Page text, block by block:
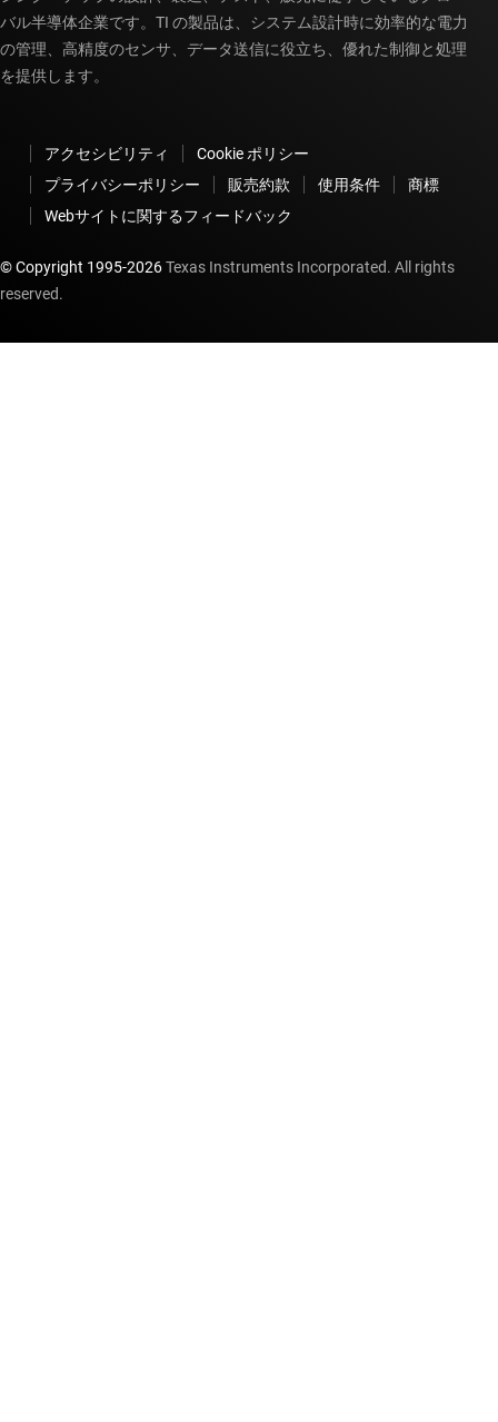
バル半導体企業です。TI の製品は、システム設計時に効率的な電力
の管理、高精度のセンサ、データ送信に役立ち、優れた制御と処理
を提供します。
アクセシビリティ
Cookie ポリシー
プライバシーポリシー
販売約款 使用条件
商標
Webサイトに関するフィードバック
© Copyright 1995-2026Texas Instruments Incorporated. All rights
reserved.